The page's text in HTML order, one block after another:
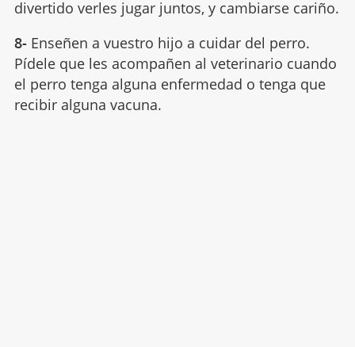
divertido verles jugar juntos, y cambiarse cariño.
8-Enseñen a vuestro hijo a cuidar del perro.
Pídele que les acompañen al veterinario cuando
el perro tenga alguna enfermedad o tenga que
recibir alguna vacuna.